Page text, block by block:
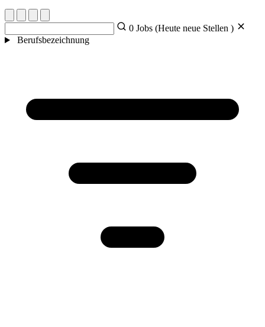
0 Jobs (Heute neue Stellen )
Berufsbezeichnung